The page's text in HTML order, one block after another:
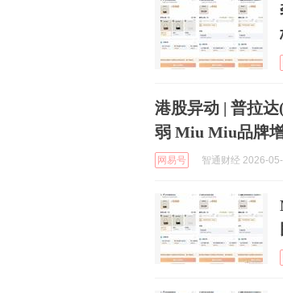
港股异动 | 普拉
弱 Miu Miu品牌
网易号 智通财经 2026-